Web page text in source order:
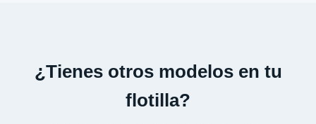
¿Tienes otros modelos en tu
flotilla?